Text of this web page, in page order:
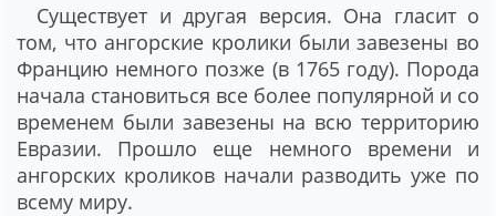
Существует и другая версия. Она гласит о
том, что ангорские кролики были завезены во
Францию немного позже (в 1765 году). Порода
начала становиться все более популярной и со
временем были завезены на всю территорию
Евразии. Прошло еще немного времени и
ангорских кроликов начали разводить уже по
всему миру.